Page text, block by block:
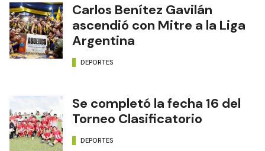
Carlos Benítez Gavilán
ascendió con Mitre a la Liga
Argentina
DEPORTES
Se completó la fecha 16 del
Torneo Clasificatorio
DEPORTES